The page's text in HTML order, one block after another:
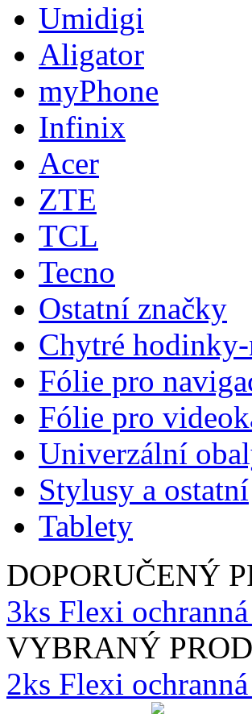
Umidigi
Aligator
myPhone
Infinix
Acer
ZTE
TCL
Tecno
Ostatní značky
Chytré
Fólie pro
Fólie pro
Univerzální
Stylusy a ostatní
Tablety
DOPORUČENÝ
3ks Flexi
VYBRANÝ
2ks Flexi